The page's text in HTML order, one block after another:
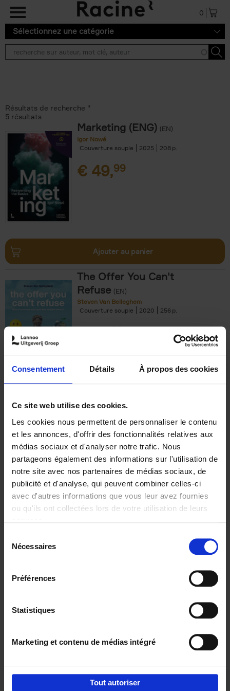
Consentement Détails À propos des cookies
Ce site web utilise des cookies.
Les cookies nous permettent de personnaliser le contenu
et les annonces, d'offrir des fonctionnalités relatives aux
médias sociaux et d'analyser notre trafic. Nous
partageons également des informations sur l'utilisation de
notre site avec nos partenaires de médias sociaux, de
publicité et d'analyse, qui peuvent combiner celles-ci
avec d'autres informations que vous leur avez fournies
ou qu'ils ont collectées lors de votre utilisation de leurs
Nécessaires
Préférences
Statistiques
Marketing et contenu de médias intégré
Tout autoriser
Aller au contenu principal
0
Sélectionnez une catégorie
Résultats de recherche ''
5 résultats
Marketing (ENG) (EN)
Igor Nowé
Couverture souple
2025 208
€ 49,99
Ajouter au panier
The Offer You Can't
Refuse (EN)
Steven Van Belleghem
Couverture souple
2020 256
€37,50
Building Bonds = Building
Business
Jochen Roef Jozefien De Feyter
Carolien Boom
Couverture souple
2025 200
€29,99
Digital marketing like a PRO -
completely revised edition (EN)